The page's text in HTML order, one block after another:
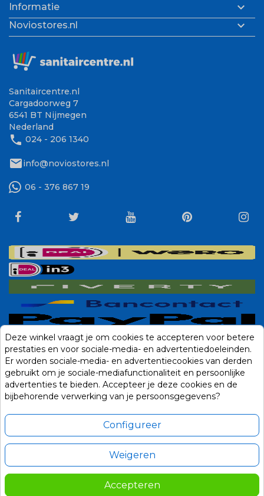
Informatie 
Noviostores.nl 
Sanitaircentre.nl
Cargadoorweg 7
6541 BT Nijmegen
Nederland
phone 024 - 206 1340
mailinfo@noviostores.nl
06 - 376 867 19
Deze winkel vraagt je om cookies te accepteren voor betere
prestaties en voor sociale-media- en advertentiedoeleinden.
Er worden sociale-media- en advertentiecookies van derden
gebruikt om je sociale-mediafunctionaliteit en persoonlijke
advertenties te bieden. Accepteer je deze cookies en de
bijbehorende verwerking van je persoonsgegevens?
Configureer
Weigeren
Accepteren